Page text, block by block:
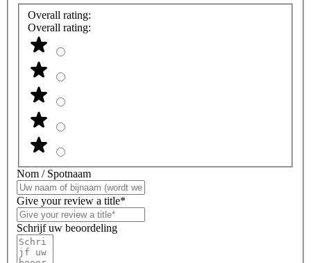
Overall rating:
Overall rating:
Nom / Spotnaam
Give your review a title*
Schrijf uw beoordeling